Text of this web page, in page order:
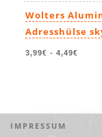
Wolters
Adresshülse
3,99€ - 4,49€
IMPRESSUM